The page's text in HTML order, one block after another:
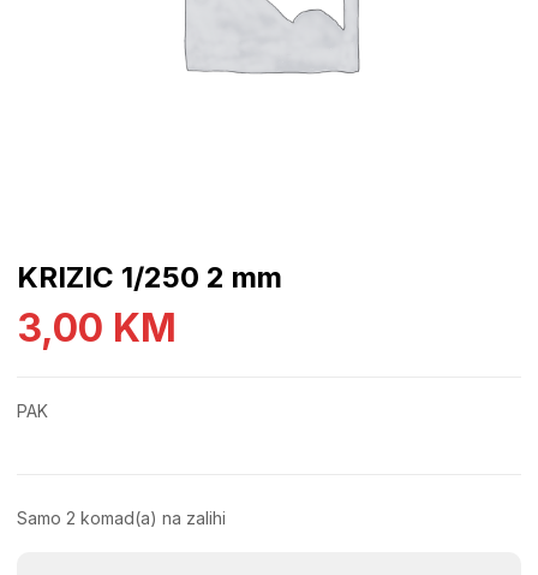
KRIZIC 1/250 2 mm
3,00 KM
PAK
Samo 2 komad(a) na zalihi